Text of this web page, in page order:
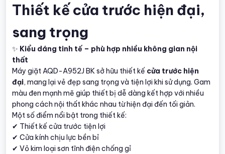
Thiết kế cửa trước hiện đại,
sang trọng
✨ Kiểu dáng tinh tế – phù hợp nhiều không gian nội
thất
Máy giặt AQD-A952J BK sở hữu thiết kế cửa trước hiện
đại, mang lại vẻ đẹp sang trọng và tiện lợi khi sử dụng. Gam
màu đen mạnh mẽ giúp thiết bị dễ dàng kết hợp với nhiều
phong cách nội thất khác nhau từ hiện đại đến tối giản.
Một số điểm nổi bật trong thiết kế:
✔ Thiết kế cửa trước tiện lợi
✔ Cửa kính chịu lực bền bỉ
✔ Vỏ kim loại sơn tĩnh điện chống gỉ